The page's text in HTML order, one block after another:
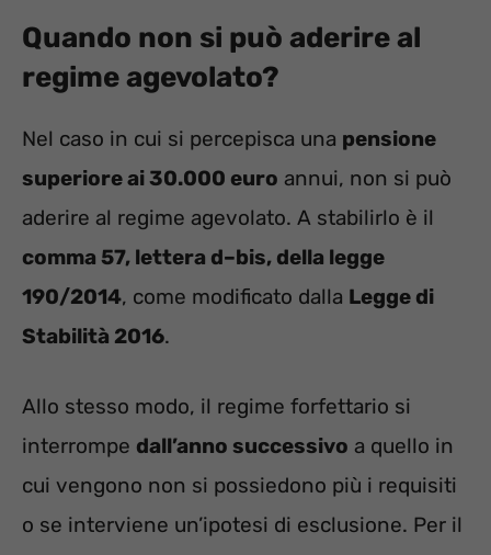
Quando non si può aderire al
regime agevolato?
Nel caso in cui si percepisca una pensione
superiore ai 30.000 euro annui, non si può
aderire al regime agevolato. A stabilirlo è il
comma 57, lettera d–bis, della legge
190/2014, come modificato dalla Legge di
Stabilità 2016.
Allo stesso modo, il regime forfettario si
interrompe dall’anno successivo a quello in
cui vengono non si possiedono più i requisiti
o se interviene un’ipotesi di esclusione. Per il